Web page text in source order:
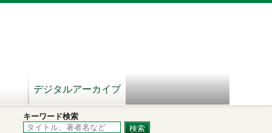
デジタルアーカイブ
キーワード検索